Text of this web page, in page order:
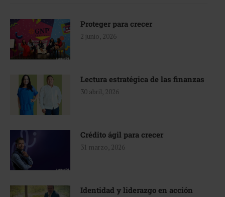
Proteger para crecer
2 junio, 2026
Lectura estratégica de las finanzas
30 abril, 2026
Crédito ágil para crecer
31 marzo, 2026
Identidad y liderazgo en acción